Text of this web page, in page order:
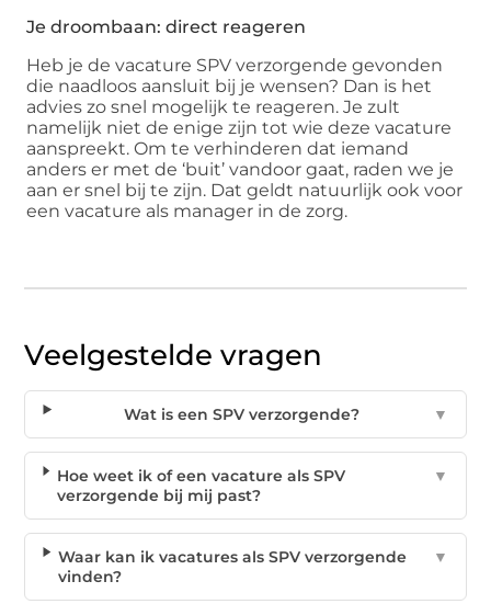
Je droombaan: direct reageren
Heb je de vacature SPV verzorgende gevonden
die naadloos aansluit bij je wensen? Dan is het
advies zo snel mogelijk te reageren. Je zult
namelijk niet de enige zijn tot wie deze vacature
aanspreekt. Om te verhinderen dat iemand
anders er met de ‘buit’ vandoor gaat, raden we je
aan er snel bij te zijn. Dat geldt natuurlijk ook voor
een vacature als manager in de zorg.
Veelgestelde vragen
Wat is een SPV verzorgende? ▼
Hoe weet ik of een vacature als SPV
verzorgende bij mij past?
▼
Waar kan ik vacatures als SPV verzorgende
vinden?
▼